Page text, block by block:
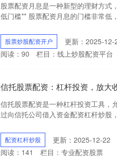
股票配资月息是一种新型的理财方式
低门槛** 股票配资月息的门槛非常低
股票炒股配资开户 更新：2025-12-
阅读： 90 栏目： 线上炒股配资平台
信托股票配资：杠杆投资，放大
信托股票配资是一种杠杆投资工具，
过向信托公司借入资金配资杠杆炒股
配资杠杆炒股 更新：2025-12-22
阅读： 141 栏目： 专业配资股票